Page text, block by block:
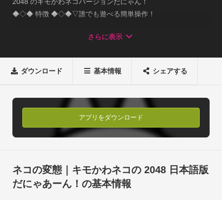
◆◇◆ 特徴 ◆◇◆▽誰でも遊べる簡単操作！
▽中毒性のあるパズルゲーム！
同じ数字のパネルがあると、
になるにゃん？
4と4がくっつくと、8になるにゃん？
8と8がくっつくと、分かるにゃん？　どんどん数字が大きく
なるにゃん！▽変態するにゃん！
どんどん、ボクが変態するにゃん！　究極進化で最恐、最悪
の、
キモかわネコに変態にゃあーんっ！　にゃあーんっ！
さらに表示
ダウンロード 基本情報 シェアする
アプリをダウンロード
ネコの変態｜キモかわネコの 2048 日本語版
だにゃあーん！の基本情報